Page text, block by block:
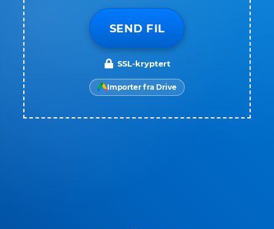
SEND FIL
SSL-kryptert
Importer fra Drive